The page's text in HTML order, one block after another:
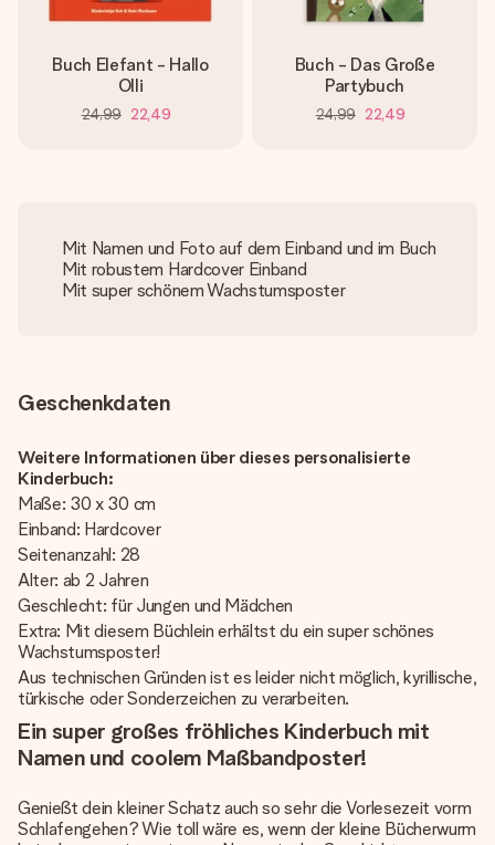
Buch Elefant - Hallo
Olli
24,99 22,49
Buch - Das Große
Partybuch
24,99 22,49
Mit Namen und Foto auf dem Einband und im Buch
Mit robustem Hardcover Einband
Mit super schönem Wachstumsposter
Geschenkdaten
Weitere Informationen über dieses personalisierte
Kinderbuch:
Maße: 30 x 30 cm
Einband: Hardcover
Seitenanzahl: 28
Alter: ab 2 Jahren
Geschlecht: für Jungen und Mädchen
Extra: Mit diesem Büchlein erhältst du ein super schönes
Wachstumsposter!
Aus technischen Gründen ist es leider nicht möglich, kyrillische,
türkische oder Sonderzeichen zu verarbeiten.
Ein super großes fröhliches Kinderbuch mit
Namen und coolem Maßbandposter!
Genießt dein kleiner Schatz auch so sehr die Vorlesezeit vorm
Schlafengehen? Wie toll wäre es, wenn der kleine Bücherwurm